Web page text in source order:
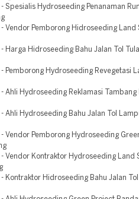
Spesialis Hydroseeding Penanaman
Vendor Pemborong Hidroseeding Land
Harga Hidroseeding Bahu Jalan Tol
Pemborong Hydroseeding Revegetasi
Ahli Hydroseeding Reklamasi Tambang
Ahli Hydroseeding Bahu Jalan Tol
Vendor Pemborong Hydroseeding
Vendor Kontraktor Hydroseeding Land
Kontraktor Hidroseeding Bahu Jalan